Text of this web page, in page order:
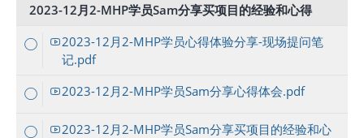
2023-12月2-MHP学员Sam分享买项目的经验和心得
2023-12月2-MHP学员心得体验分享-现场提问笔
记.pdf
2023-12月2-MHP学员Sam分享心得体会.pdf
2023-12月2-MHP学员Sam分享买项目的经验和心